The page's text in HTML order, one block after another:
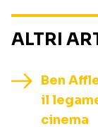
ALTRI
Ben
il
cinema